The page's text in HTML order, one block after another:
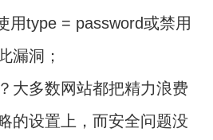
用type = password或禁用
漏洞；
大多数网站都把精力浪费
的设置上，而安全问题没